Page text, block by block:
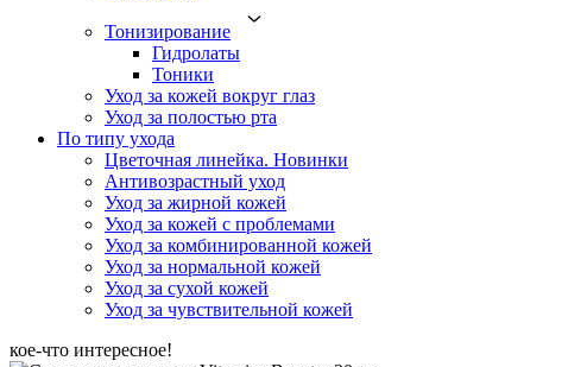
Тонизирование
Гидролаты
Тоники
Уход за кожей вокруг глаз
Уход за полостью рта
По типу ухода
Цветочная линейка. Новинки
Антивозрастный уход
Уход за жирной кожей
Уход за кожей с проблемами
Уход за комбинированной кожей
Уход за нормальной кожей
Уход за сухой кожей
Уход за чувствительной кожей
кое-что интересное!